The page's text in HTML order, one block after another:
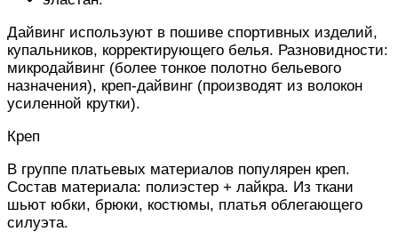
Дайвинг используют в пошиве спортивных изделий,
купальников, корректирующего белья. Разновидности:
микродайвинг (более тонкое полотно бельевого
назначения), креп-дайвинг (производят из волокон
усиленной крутки).
Креп
В группе платьевых материалов популярен креп.
Состав материала: полиэстер + лайкра. Из ткани
шьют юбки, брюки, костюмы, платья облегающего
силуэта.